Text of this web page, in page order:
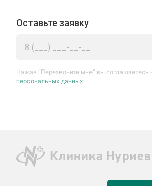
Оставьте заявку
Нажав “Перезвоните мне” вы соглашаетесь
персональных данных